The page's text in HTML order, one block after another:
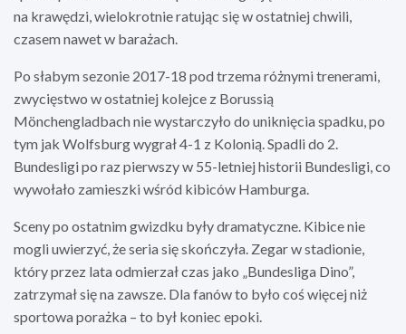
na krawędzi, wielokrotnie ratując się w ostatniej chwili,
czasem nawet w barażach.
Po słabym sezonie 2017-18 pod trzema różnymi trenerami,
zwycięstwo w ostatniej kolejce z Borussią
Mönchengladbach nie wystarczyło do uniknięcia spadku, po
tym jak Wolfsburg wygrał 4-1 z Kolonią. Spadli do 2.
Bundesligi po raz pierwszy w 55-letniej historii Bundesligi, co
wywołało zamieszki wśród kibiców Hamburga.
Sceny po ostatnim gwizdku były dramatyczne. Kibice nie
mogli uwierzyć, że seria się skończyła. Zegar w stadionie,
który przez lata odmierzał czas jako „Bundesliga Dino”,
zatrzymał się na zawsze. Dla fanów to było coś więcej niż
sportowa porażka – to był koniec epoki.